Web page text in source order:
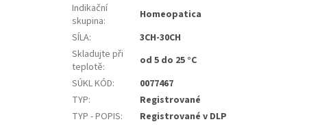
Indikační
skupina:
Homeopatica
SÍLA:
3CH-30CH
Skladujte při
teplotě:
od 5 do 25 °C
SÚKL KÓD:
0077467
TYP:
Registrované
TYP - POPIS: Registrované v DLP